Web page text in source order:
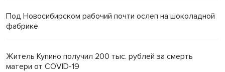
Под Новосибирском рабочий почти ослеп на шоколадной
фабрике
Житель Купино получил 200 тыс. рублей за смерть
матери от COVID-19